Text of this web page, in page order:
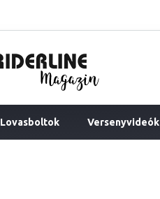
Lovasboltok Versenyvideók